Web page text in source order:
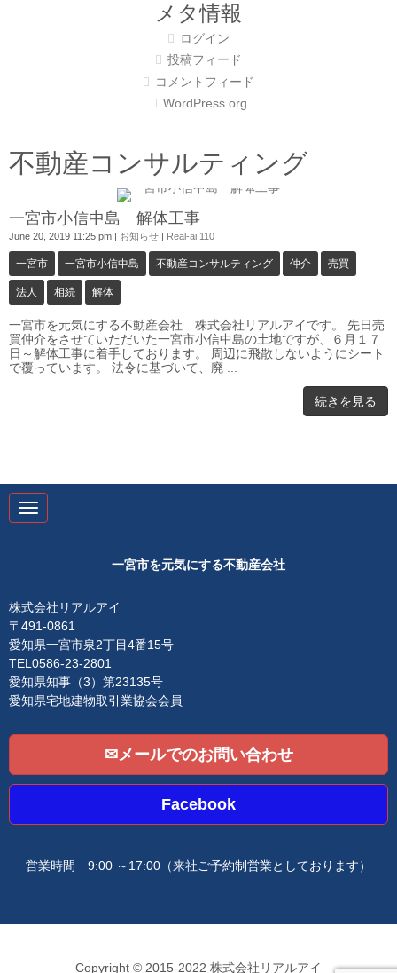
メタ情報
ログイン
投稿フィード
コメントフィード
WordPress.org
不動産コンサルティング
一宮市小信中島 解体工事
June 20, 2019 11:25 pm お知らせ Real-ai.110
一宮市 一宮市小信中島 不動産コンサルティング 仲介 売買
法人 相続 解体
一宮市を元気にする不動産会社 株式会社リアルアイです。 先日売
買仲介をさせていただいた一宮市小信中島の土地ですが、６月１７
日～解体工事に着手しております。 周辺に飛散しないようにシート
で覆っています。 法令に基づいて、廃 ...
続きを見る
N
a
i
o
一宮市を元気にする不動産会社
株式会社リアルアイ
〒491-0861
愛知県一宮市泉2丁目4番15号
TEL0586-23-2801
愛知県知事（3）第23135号
愛知県宅地建物取引業協会会員
✉メールでのお問い合わせ
Facebook
営業時間 9:00 ～17:00 （来社ご予約制営業としております）
Copyright © 2015-2022 株式会社リアルアイ